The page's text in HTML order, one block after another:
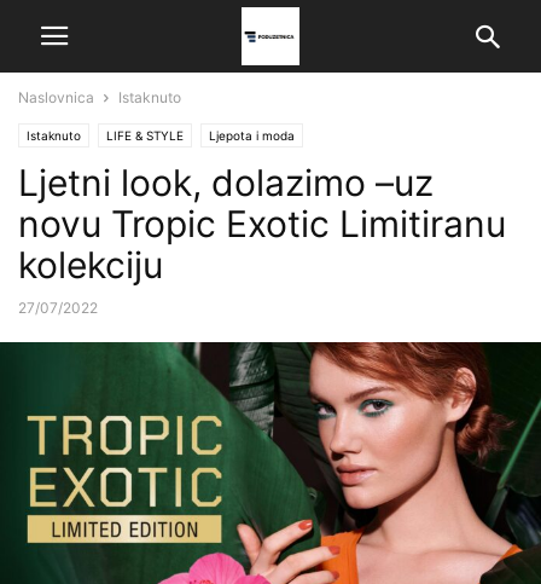
Naslovnica Istaknuto
Istaknuto LIFE & STYLE Ljepota i moda
Ljetni look, dolazimo –uz
novu Tropic Exotic Limitiranu
kolekciju
27/07/2022